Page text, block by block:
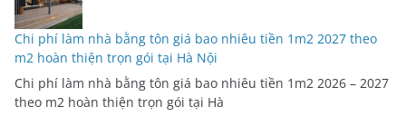
Chi phí làm nhà bằng tôn giá bao nhiêu tiền 1m2 2027 theo
m2 hoàn thiện trọn gói tại Hà Nội
Chi phí làm nhà bằng tôn giá bao nhiêu tiền 1m2 2026 – 2027
theo m2 hoàn thiện trọn gói tại Hà